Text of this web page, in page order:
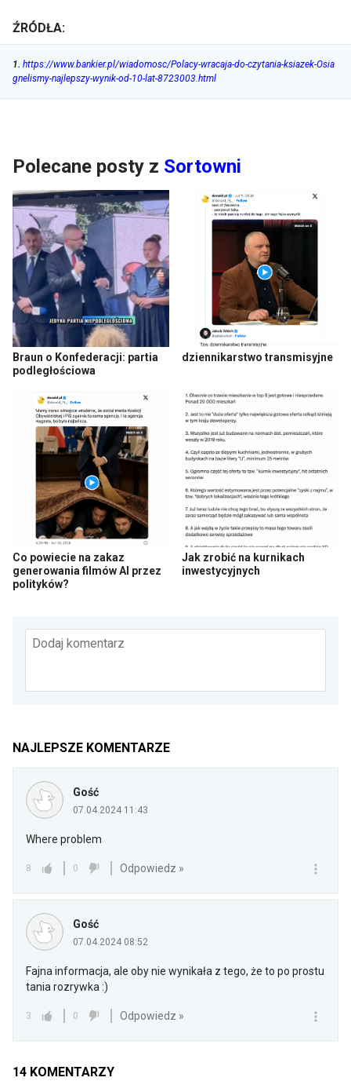
ŹRÓDŁA:
1. https://www.bankier.pl/wiadomosc/Polacy-wracaja-do-czytania-ksiazek-Osia
gnelismy-najlepszy-wynik-od-10-lat-8723003.html
Polecane posty z Sortowni
Braun o Konfederacji: partia
podległościowa
dziennikarstwo transmisyjne
Co powiecie na zakaz
generowania filmów AI przez
polityków?
Jak zrobić na kurnikach
inwestycyjnych
Dodaj komentarz
NAJLEPSZE KOMENTARZE
Gość
07.04.2024 11:43
Where problem
8 0 Odpowiedz »
Gość
07.04.2024 08:52
Fajna informacja, ale oby nie wynikała z tego, że to po prostu
tania rozrywka :)
3 0 Odpowiedz »
14 KOMENTARZY